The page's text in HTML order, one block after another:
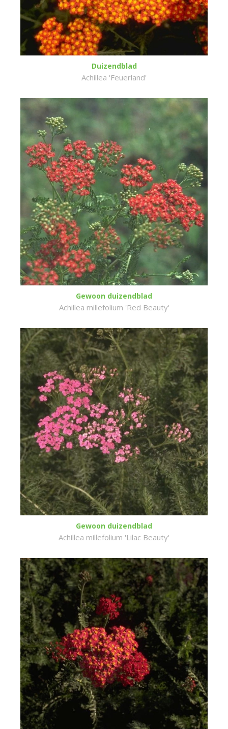
Duizendblad
Achillea 'Feuerland'
Gewoon duizendblad
Achillea millefolium 'Red Beauty'
Gewoon duizendblad
Achillea millefolium 'Lilac Beauty'